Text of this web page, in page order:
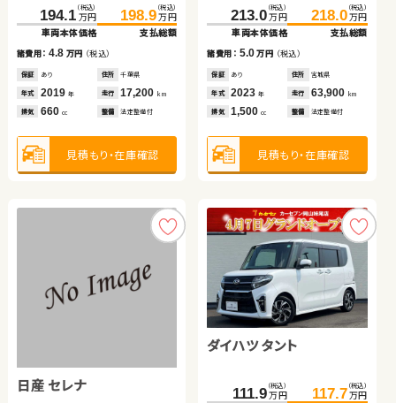
194.1 （税込）
万円
車両本体価格
198.9 （税込）
万円
支払総額
諸費用：4.8 万円 （税込）
保証 あり 住所 千葉県
年式 2019 年 走行 17,200 km
排気 660 cc 整備 法定整備付
見積もり・在庫確認
213.0 （税込）
万円
車両本体価格
218.0 （税込）
万円
支払総額
諸費用： 5.0万円 （税込）
保証 あり 住所 宮城県
年式 2023年 走行 63,900 km
排気 1,500cc 整備 法定整備付
見積もり・在庫確認
日産 セレナ
ダイハツ タント
111.9 （税込）
万円
117.7 （税込）
万円
諸費用：11.9万円（税込）
あり 愛知県
年式 2015年 走行
排気 2,000 整備 法定整備付
見積もり・在庫確認
諸費用：4.2 万円（税込）
あり
年式 2015年 走行
排気 660 整備 法定整備付
見積もり・在庫確認
トヨタ ノア ハイブリッド
車両本体価格
支払総額
諸費用： 14.4 万円
ホンダ Ｎ ＢＯＸ
123.1（税込）
万円
諸費用：1.7 万円（税込）
諸費用：3.6 万円（税込）
あり 北海道
年式 2014年 走行
排気 1,300 整備 法定整備付
見積もり・在庫確認
諸費用：11.9万円（税込）
あり
年式 2023年 走行
排気 1,500 整備 法定整備付
見積もり・在庫確認
トヨタ プリウスＰＨＶ
車両本体価格
支払総額
諸費用： 8.5万円
スズキ スイフト
318.0（税込）
万円
諸費用：11.0万円（税込）